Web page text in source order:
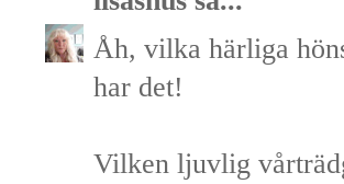
Åh, vilka härliga
har det!
Vilken ljuvlig